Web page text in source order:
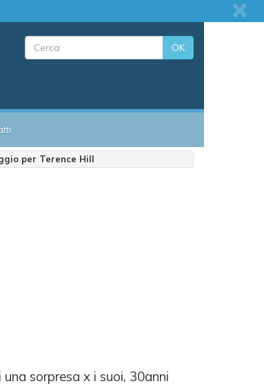
OK
per Terence Hill
sorpresa x i suoi, 30anni